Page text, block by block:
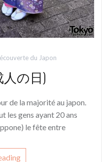
du Japon
人の日)
de la majorité au japon.
les gens ayant 20 ans
le fête entre